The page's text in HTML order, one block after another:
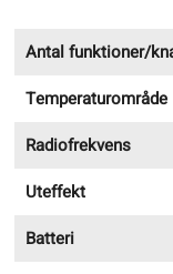
Antal funktioner/
Temperaturområde
Radiofrekvens
Uteffekt
Batteri